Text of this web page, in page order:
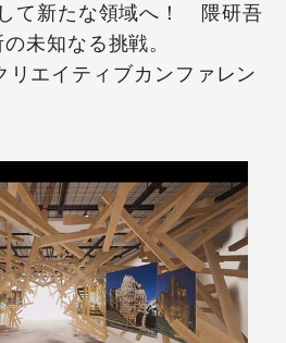
て新たな領域へ！ 隈研吾
未知なる挑戦。
エイティブカンファレン